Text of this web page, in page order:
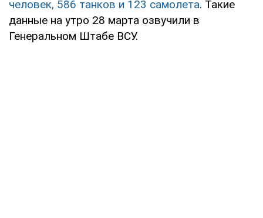
человек, 586 танков и 123 самолета. Такие
данные на утро 28 марта озвучили в
Генеральном Штабе ВСУ.